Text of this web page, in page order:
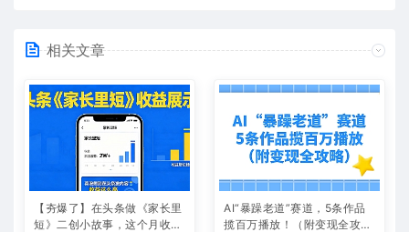
相关文章
【夯爆了】在头条做《家长里
短》二创小故事，这个月收益
AI“暴躁老道”赛道，5条作品
揽百万播放！（附变现全攻